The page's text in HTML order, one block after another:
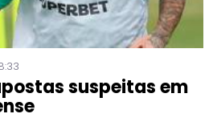
suspeitas em